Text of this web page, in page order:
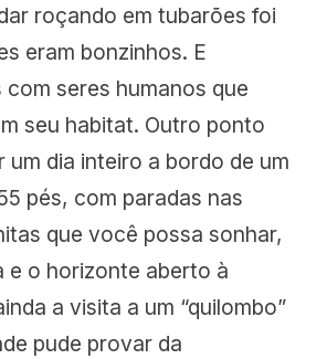
roçando em tubarões foi
eram bonzinhos. E
seres humanos que
seu habitat. Outro ponto
um dia inteiro a bordo de um
pés, com paradas nas
que você possa sonhar,
e o horizonte aberto à
a visita a um “quilombo”
pude provar da